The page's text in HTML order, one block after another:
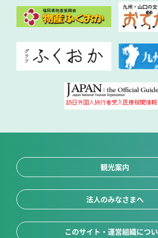
観光案内
法人のみなさまへ
このサイト・運営組織につ